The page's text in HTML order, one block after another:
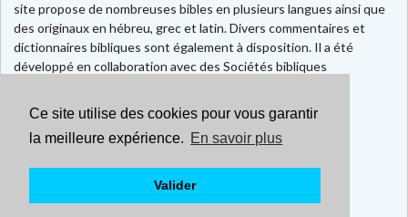
Ce site utilise des cookies pour vous garantir
la meilleure expérience. En savoir plus
Valider
site propose de nombreuses bibles en plusieurs langues ainsi que
des originaux en hébreu, grec et latin. Divers commentaires et
dictionnaires bibliques sont également à disposition. Il a été
développé en collaboration avec des Sociétés bibliques
Faire un don
Contact